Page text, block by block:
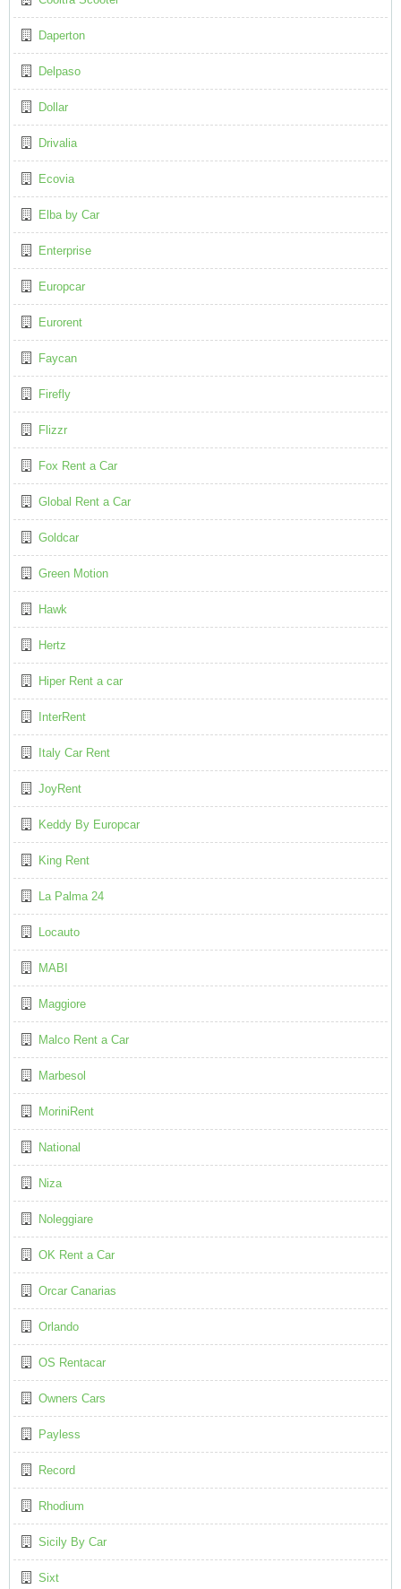
Daperton
Delpaso
Dollar
Drivalia
Ecovia
Elba by Car
Enterprise
Europcar
Eurorent
Faycan
Firefly
Flizzr
Fox Rent a Car
Global Rent a Car
Goldcar
Green Motion
Hawk
Hertz
Hiper Rent a car
InterRent
Italy Car Rent
JoyRent
Keddy By Europcar
King Rent
La Palma 24
Locauto
MABI
Maggiore
Malco Rent a Car
Marbesol
MoriniRent
National
Niza
Noleggiare
OK Rent a Car
Orcar Canarias
Orlando
OS Rentacar
Owners Cars
Payless
Record
Rhodium
Sicily By Car
Sixt